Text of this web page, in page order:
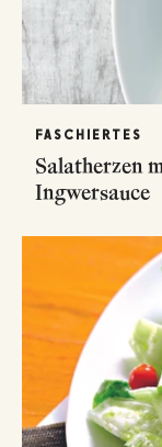
FASCHIERTES
Salatherzen
Ingwersauce